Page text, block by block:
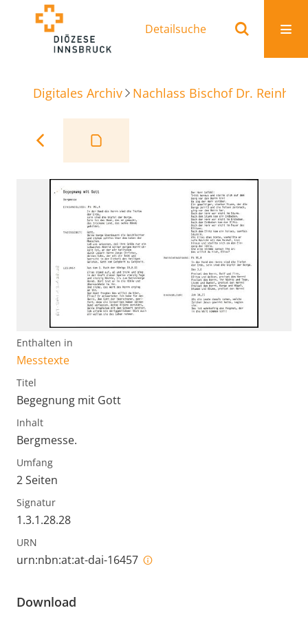
Detailsuche
Digitales Archiv Nachlass Bischof Dr.
Enthalten in
Messtexte
Titel
Begegnung mit Gott
Inhalt
Bergmesse.
Umfang
2 Seiten
Signatur
1.3.1.28.28
URN
urn:nbn:at:at-dai-16457
Download